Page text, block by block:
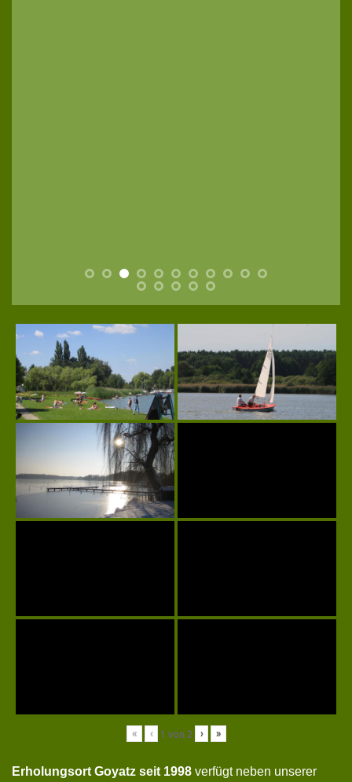
« ‹ 1 von 2 › »
Erholungsort Goyatz seit 1998 verfügt neben unserer